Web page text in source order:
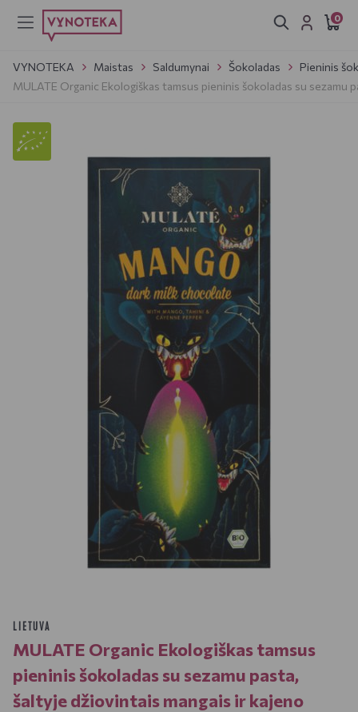
0
VYNOTEKA Maistas Saldumynai Šokoladas
Pieninis
MULATE Organic Ekologiškas tamsus pieninis šokoladas su sezamu
LIETUVA
MULATE Organic Ekologiškas tamsus
pieninis šokoladas su sezamu pasta,
šaltyje džiovintais mangais ir kajeno